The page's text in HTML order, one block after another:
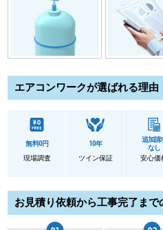
エアコンワークが選ばれる理由
無料0円
現場調査
10年
ツイン保証
追加請
なし
安心価
お見積り依頼から工事完了まで